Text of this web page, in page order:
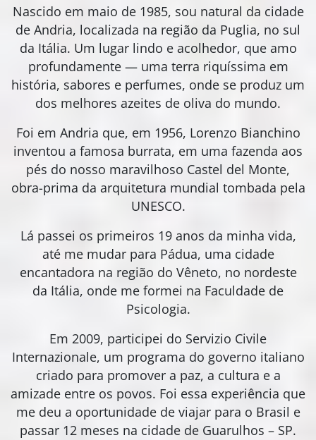
Nascido em maio de 1985, sou natural da cidade
de Andria, localizada na região da Puglia, no sul
da Itália. Um lugar lindo e acolhedor, que amo
profundamente — uma terra riquíssima em
história, sabores e perfumes, onde se produz um
dos melhores azeites de oliva do mundo.
Foi em Andria que, em 1956, Lorenzo Bianchino
inventou a famosa burrata, em uma fazenda aos
pés do nosso maravilhoso Castel del Monte,
obra-prima da arquitetura mundial tombada pela
UNESCO.
Lá passei os primeiros 19 anos da minha vida,
até me mudar para Pádua, uma cidade
encantadora na região do Vêneto, no nordeste
da Itália, onde me formei na Faculdade de
Psicologia.
Em 2009, participei do Servizio Civile
Internazionale, um programa do governo italiano
criado para promover a paz, a cultura e a
amizade entre os povos. Foi essa experiência que
me deu a oportunidade de viajar para o Brasil e
passar 12 meses na cidade de Guarulhos – SP.